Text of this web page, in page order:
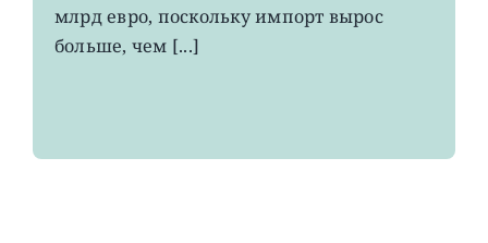
млрд евро, поскольку импорт вырос
больше, чем [...]